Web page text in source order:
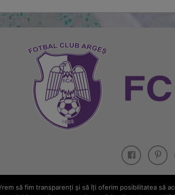
să fim transparenţi și să îţi oferim posibilitatea